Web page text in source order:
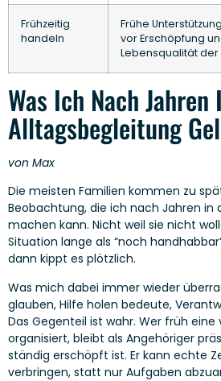
Frühzeitig
handeln
Frühe
vor Erschöpfung
Lebensqualität
Was Ich Nach Jahren
Alltagsbegleitung
von Max
Die meisten Familien kommen zu
Beobachtung, die ich nach Jahren in
machen kann. Nicht weil sie nicht
Situation lange als “noch
dann kippt es plötzlich.
Was mich dabei immer wieder
glauben, Hilfe holen bedeute,
Das Gegenteil ist wahr. Wer früh eine
organisiert, bleibt als Angehöriger
ständig erschöpft ist. Er kann echte
verbringen, statt nur Aufgaben